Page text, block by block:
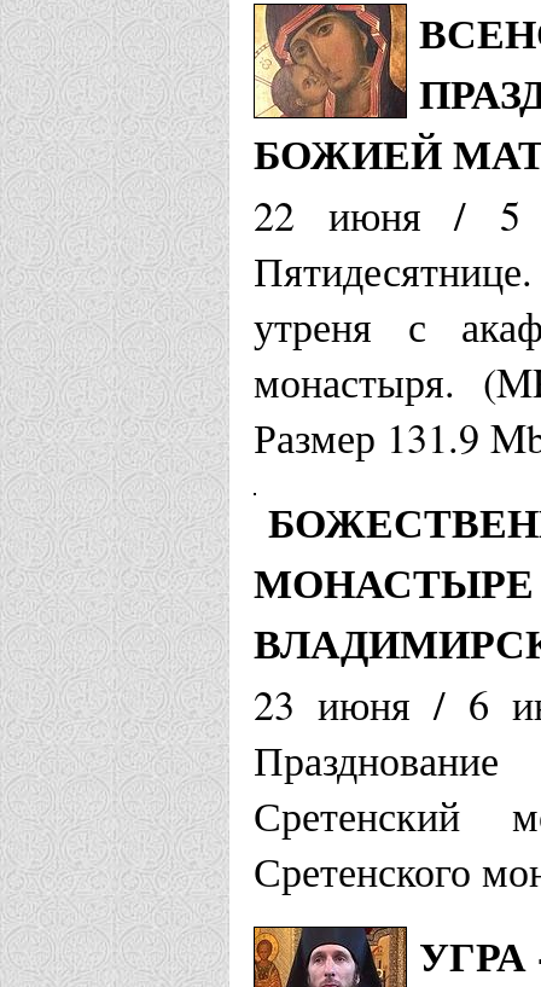
БОЖИЕЙ
22 июня / 5
утреня с
монастыря.
Размер 131.9
МОНАСТЫРЕ
23 июня / 6
Сретенский
Сретенского